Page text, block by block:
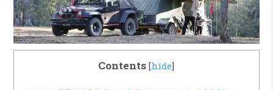
Contents [hide]